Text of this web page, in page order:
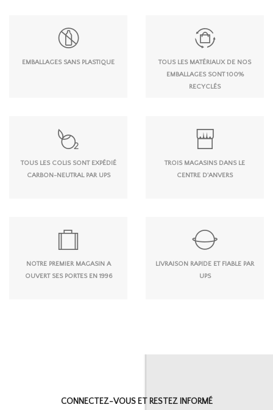
EMBALLAGES SANS PLASTIQUE
TOUS LES MATÉRIAUX DE NOS
EMBALLAGES SONT 100%
RECYCLÉS
TOUS LES COLIS SONT EXPÉDIÉ
CARBON-NEUTRAL PAR UPS
TROIS MAGASINS DANS LE
CENTRE D'ANVERS
NOTRE PREMIER MAGASIN A
OUVERT SES PORTES EN 1996
LIVRAISON RAPIDE ET FIABLE PAR
UPS
CONNECTEZ-VOUS ET RESTEZ INFORMÉ